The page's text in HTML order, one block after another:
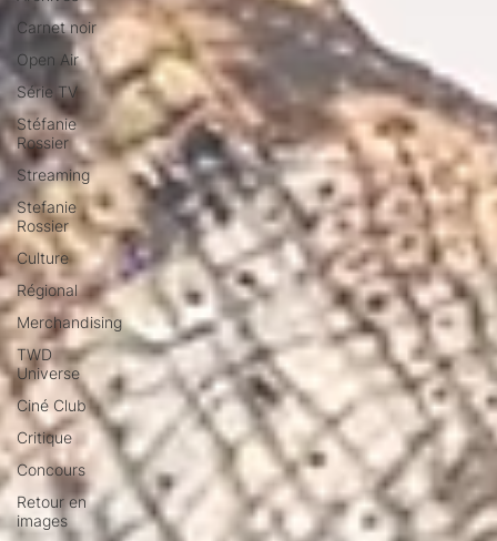
Carnet noir
Open Air
Série TV
Stéfanie
Rossier
Streaming
Stefanie
Rossier
Culture
Régional
Merchandising
TWD
Universe
Ciné Club
Critique
Concours
Retour en
images